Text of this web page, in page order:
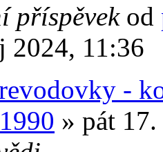
příspěvek od
2024, 11:36
-
» pát